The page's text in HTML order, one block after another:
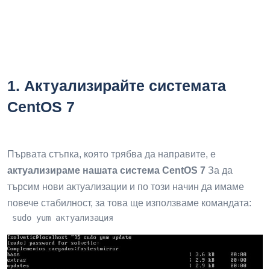
1. Актуализирайте системата
CentOS 7
Първата стъпка, която трябва да направите, е
актуализираме нашата система CentOS 7 За да
търсим нови актуализации и по този начин да имаме
повече стабилност, за това ще използваме командата:
sudo yum актуализация